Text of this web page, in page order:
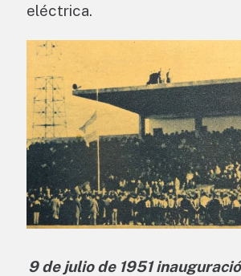
eléctrica.
9 de julio de 1951